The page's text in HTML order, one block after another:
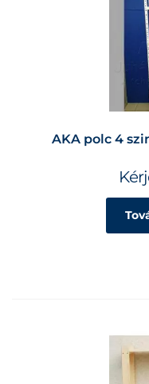
AKA polc 4